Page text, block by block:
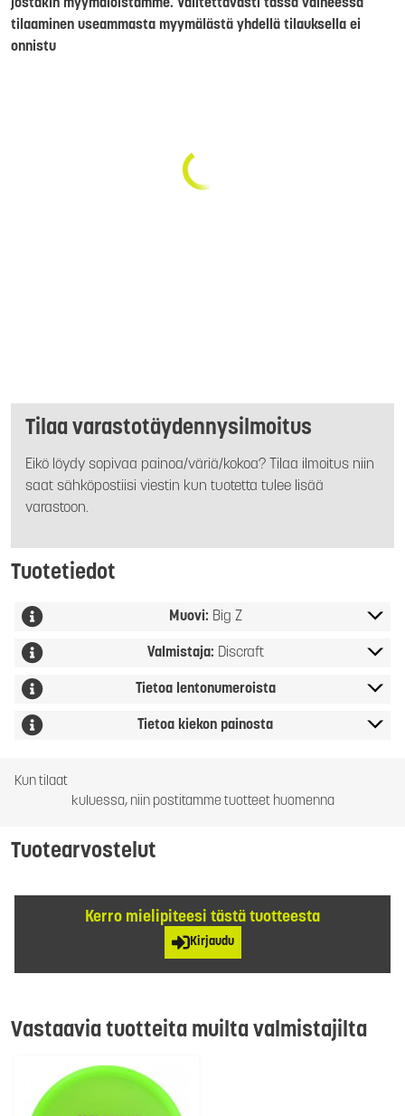
jostakin myymälöistämme. Valitettavasti tässä vaiheessa
tilaaminen useammasta myymälästä yhdellä tilauksella ei
onnistu
Tilaa varastotäydennysilmoitus
Eikö löydy sopivaa painoa/väriä/kokoa? Tilaa ilmoitus niin
saat sähköpostiisi viestin kun tuotetta tulee lisää
varastoon.
Tuotetiedot
Muovi: Big Z
Valmistaja: Discraft
Tietoa lentonumeroista
Tietoa kiekon painosta
Kun tilaat
kuluessa, niin postitamme tuotteet huomenna
Tuotearvostelut
Kerro mielipiteesi tästä tuotteesta
Kirjaudu
Vastaavia tuotteita muilta valmistajilta